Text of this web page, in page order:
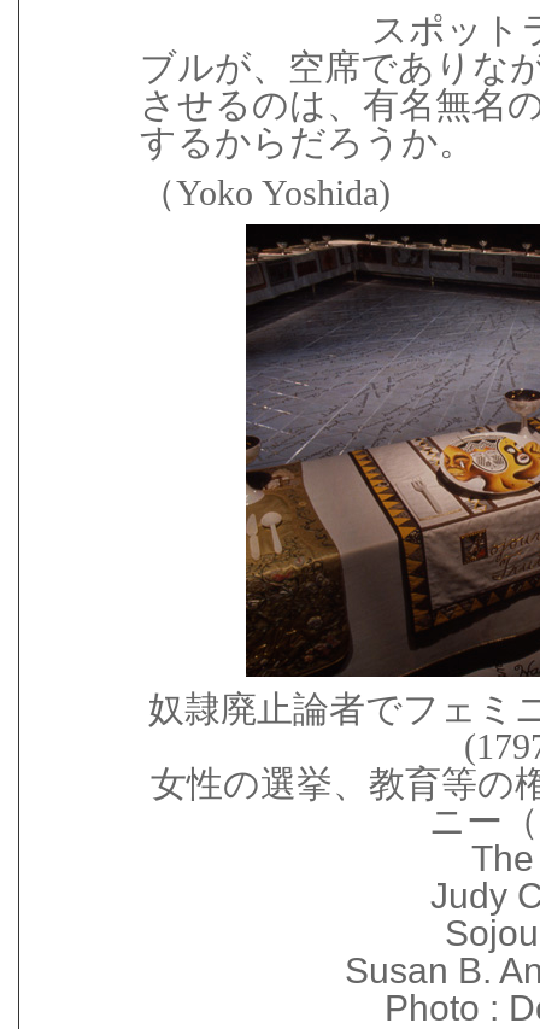
スポット
ブルが、空席でありな
させるのは、有名無名
するからだろうか。
（Yoko Yoshida)
奴隷廃止論者でフェミ
女性の選挙、教育等の
ニー（
Judy
Susan B.
Photo :